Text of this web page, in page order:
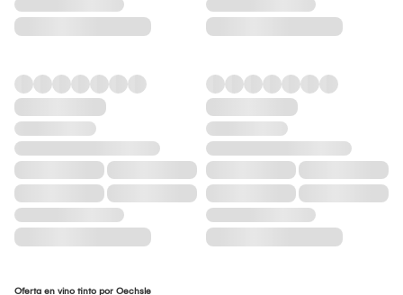
Oferta en vino tinto por Oechsle